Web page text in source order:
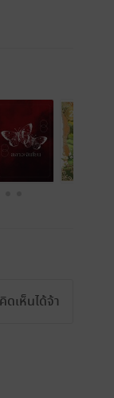
เห็นได้จ้า